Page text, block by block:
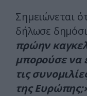
Σημειώνεται
δήλωσε δημόσι
πρώην
μπορούσε να
τις
της